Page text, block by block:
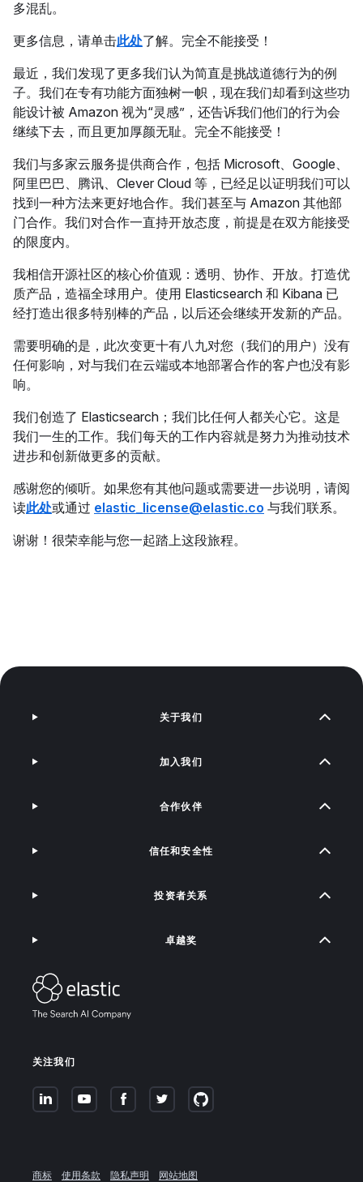
多混乱。
更多信息，请单击此处了解。完全不能接受！
最近，我们发现了更多我们认为简直是挑战道德行为的例
子。我们在专有功能方面独树一帜，现在我们却看到这些功
能设计被 Amazon 视为“灵感”，还告诉我们他们的行为会
继续下去，而且更加厚颜无耻。完全不能接受！
我们与多家云服务提供商合作，包括 Microsoft、Google、
阿里巴巴、腾讯、Clever Cloud 等，已经足以证明我们可以
找到一种方法来更好地合作。我们甚至与 Amazon 其他部
门合作。我们对合作一直持开放态度，前提是在双方能接受
的限度内。
我相信开源社区的核心价值观：透明、协作、开放。打造优
质产品，造福全球用户。使用 Elasticsearch 和 Kibana 已
经打造出很多特别棒的产品，以后还会继续开发新的产品。
需要明确的是，此次变更十有八九对您（我们的用户）没有
任何影响，对与我们在云端或本地部署合作的客户也没有影
响。
我们创造了 Elasticsearch；我们比任何人都关心它。这是
我们一生的工作。我们每天的工作内容就是努力为推动技术
进步和创新做更多的贡献。
感谢您的倾听。如果您有其他问题或需要进一步说明，请阅
读此处或通过 elastic_license@elastic.co 与我们联系。
谢谢！很荣幸能与您一起踏上这段旅程。
关注我们
关于我们
加入我们
合作伙伴
信任和安全性
投资者关系
卓越奖
商标 使用条款 隐私声明 网站地图